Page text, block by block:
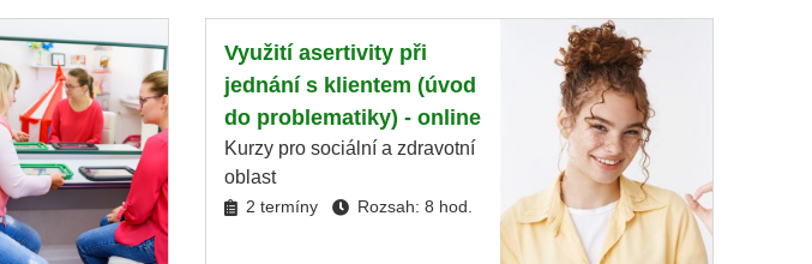
Využití asertivity při
jednání s klientem (úvod
do problematiky) - online
Kurzy pro sociální a zdravotní
oblast
2 termíny Rozsah: 8 hod.